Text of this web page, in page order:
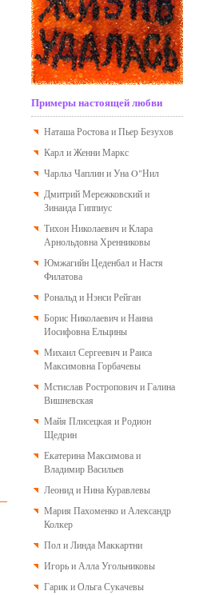
Примеры настоящей любви
Наташа Ростова и Пьер Безухов
Карл и Женни Маркс
Чарльз Чаплин и Уна O"Нил
Дмитрий Мережковский и
Зинаида Гиппиус
Тихон Николаевич и Клара
Арнольдовна Хренниковы
Юмжагийн Цеденбал и Настя
Филатова
Рональд и Нэнси Рейган
Борис Николаевич и Наина
Иосифовна Ельцины
Михаил Сергеевич и Раиса
Максимовна Горбачевы
Мстислав Ростропович и Галина
Вишневская
Майя Плисецкая и Родион
Щедрин
Екатерина Максимова и
Владимир Васильев
Леонид и Нина Куравлевы
Мария Пахоменко и Александр
Колкер
Пол и Линда Маккартни
Игорь и Алла Угольниковы
Гарик и Ольга Сукачевы